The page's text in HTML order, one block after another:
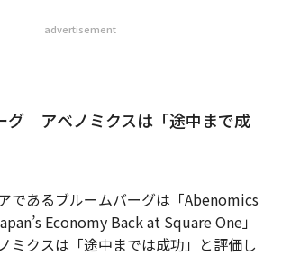
advertisement
グ アベノミクスは「途中まで成
であるブルームバーグは「Abenomics
Economy Back at Square One」
ミクスは「途中までは成功」と評価し